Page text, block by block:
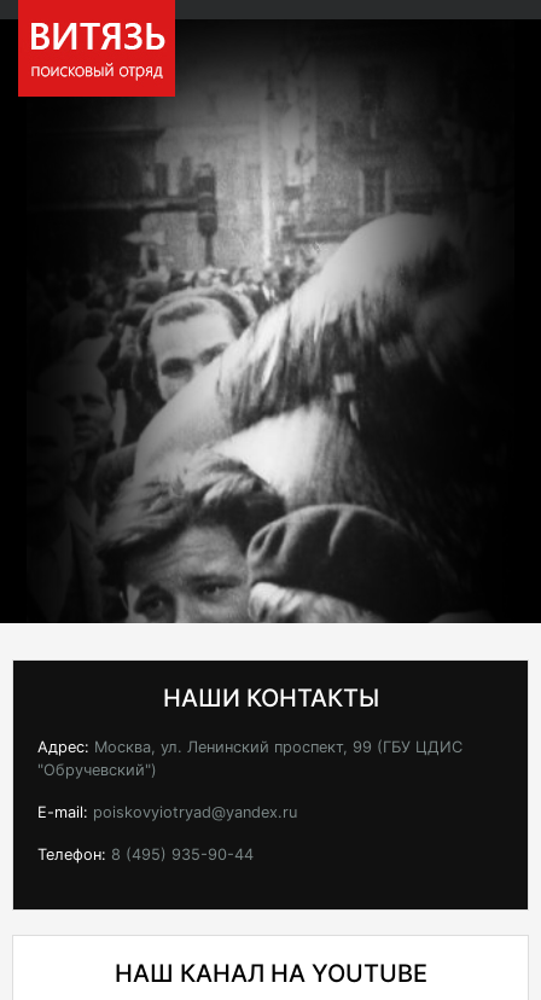
НАШИ КОНТАКТЫ
Адрес: Москва, ул. Ленинский проспект, 99 (ГБУ ЦДИС
"Обручевский")
E-mail: poiskovyiotryad@yandex.ru
Телефон: 8 (495) 935-90-44
НАШ КАНАЛ НА YOUTUBE